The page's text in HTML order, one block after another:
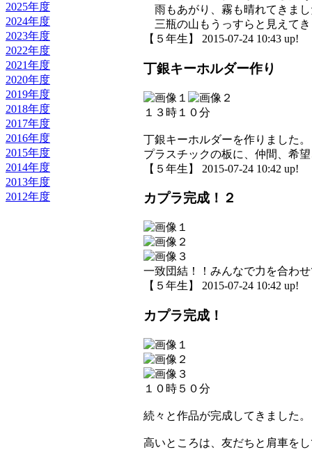
2025年度
2024年度
2023年度
2022年度
2021年度
2020年度
2019年度
2018年度
2017年度
2016年度
2015年度
2014年度
2013年度
2012年度
雨もあがり、霧も晴れてきま
三瓶の山もうっすらと見えて
【５年生】 2015-07-24 10:43 up!
丁銀キーホルダー作り
１３時１０分
丁銀キーホルダーを作りました。
プラスチックの板に、仲間、希
【５年生】 2015-07-24 10:42 up!
カプラ完成！２
一致団結！！みんなで力を合わ
【５年生】 2015-07-24 10:42 up!
カプラ完成！
１０時５０分
続々と作品が完成してきました。
高いところは、友だちと肩車を